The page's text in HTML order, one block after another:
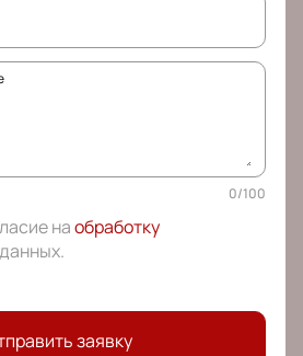
0/100
наобработку
.
заявку